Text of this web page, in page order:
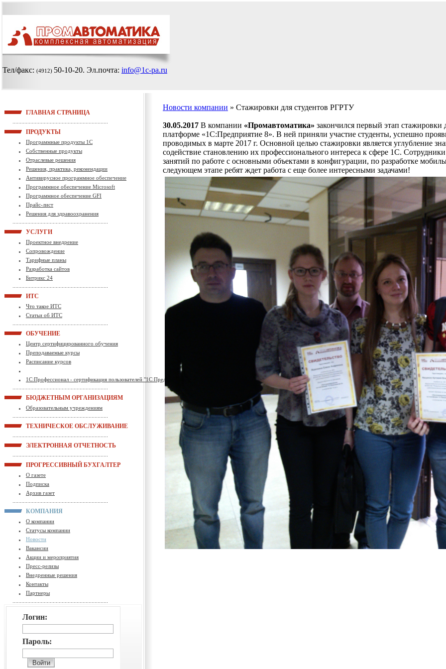
Тел/факс: (4912) 50-10-20. Эл.почта: info@1c-pa.ru
ГЛАВНАЯ СТРАНИЦА
ПРОДУКТЫ
Программные продукты 1С
Собственные продукты
Отраслевые решения
Решения, практика, рекомендации
Антивирусное программное обеспечение
Программное обеспечение Microsoft
Программное обеспечение GFI
Прайс-лист
Решения для здравоохранения
УСЛУГИ
Проектное внедрение
Сопровождение
Тарифные планы
Разработка сайтов
Битрикс 24
ИТС
Что такое ИТС
Статьи об ИТС
ОБУЧЕНИЕ
Центр сертифицированного обучения
Преподаваемые курсы
Расписание курсов
1С:Профессионал - сертификация пользователей "1С:Предприятие"
БЮДЖЕТНЫМ ОРГАНИЗАЦИЯМ
Образовательным учреждениям
ТЕХНИЧЕСКОЕ ОБСЛУЖИВАНИЕ
ЭЛЕКТРОННАЯ ОТЧЕТНОСТЬ
ПРОГРЕССИВНЫЙ БУХГАЛТЕР
О газете
Подписка
Архив газет
КОМПАНИЯ
О компании
Статусы компании
Новости
Вакансии
Акции и мероприятия
Пресс-релизы
Внедренные решения
Контакты
Партнеры
Логин:
Пароль:
Новости компании » Стажировки для студентов РГРТУ
30.05.2017 В компании «Промавтоматика» закончился первый этап
платформе «1С:Предприятие 8». В ней приняли участие студенты, успешно
проводимых в марте 2017 г. Основной целью стажировки является углубление
содействие становлению их профессионального интереса к сфере 1С.
занятий по работе с основными объектами в конфигурации, по разработке
следующем этапе ребят ждет работа с еще более интересными задачами!